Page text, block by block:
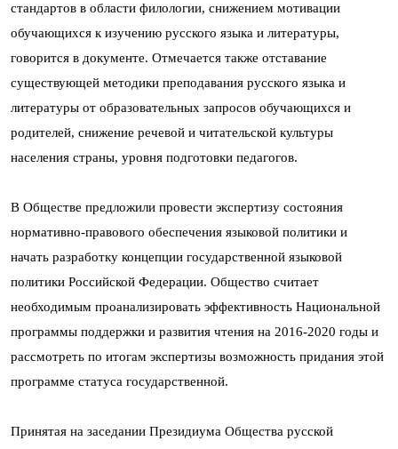
стандартов в области филологии, снижением мотивации
обучающихся к изучению русского языка и литературы,
говорится в документе. Отмечается также отставание
существующей методики преподавания русского языка и
литературы от образовательных запросов обучающихся и
родителей, снижение речевой и читательской культуры
населения страны, уровня подготовки педагогов.
В Обществе предложили провести экспертизу состояния
нормативно-правового обеспечения языковой политики и
начать разработку концепции государственной языковой
политики Российской Федерации. Общество считает
необходимым проанализировать эффективность Национальной
программы поддержки и развития чтения на 2016-2020 годы и
рассмотреть по итогам экспертизы возможность придания этой
программе статуса государственной.
Принятая на заседании Президиума Общества русской